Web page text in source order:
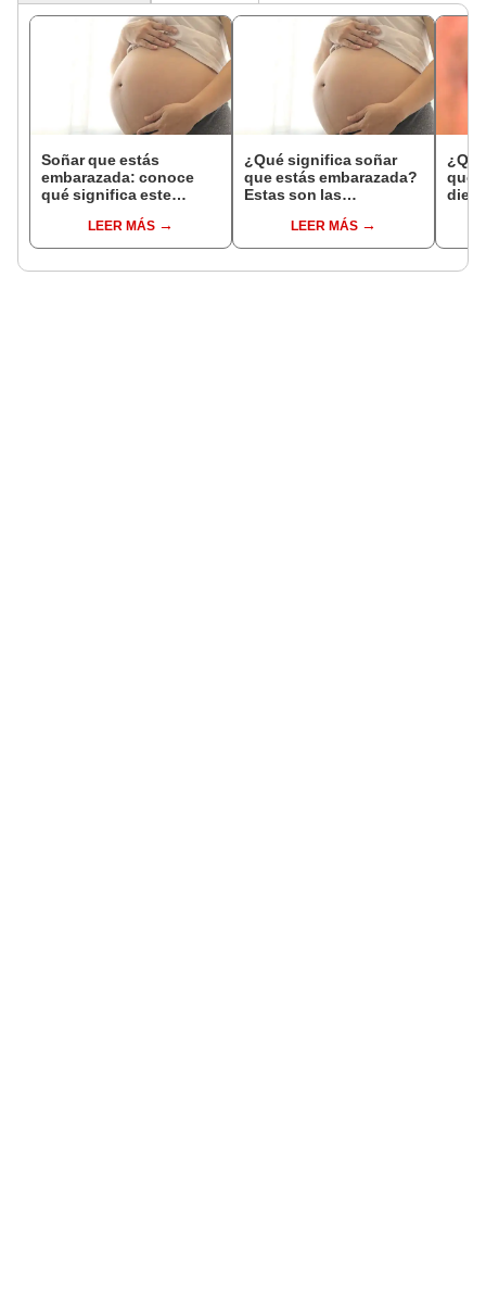
Soñar que estás
embarazada: conoce
qué significa este
LEER MÁS
¿Qué significa soñar
que estás embarazada?
Estas son las
comunesLEER MÁS
que